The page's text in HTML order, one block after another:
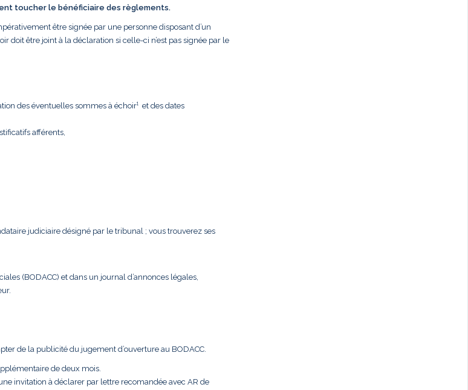
toucher le bénéficiaire des règlements.
être signée par une personne disposant d’un
doit être joint à la déclaration si celle-ci n’est pas signée par le
des éventuelles sommes à échoir¹ et des dates
afférents,
judiciaire désigné par le tribunal ; vous trouverez ses
(BODACC) et dans un journal d’annonces légales,
de la publicité du jugement d’ouverture au BODACC.
de deux mois.
invitation à déclarer par lettre recomandée avec AR de